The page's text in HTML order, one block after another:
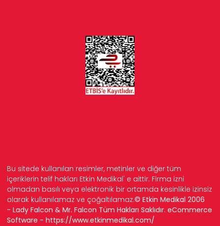
Bu sitede kullanılan resimler, metinler ve diğer tüm
içeriklerin telif hakları Etkin Medikal' e aittir. Firma izni
olmadan basılı veya elektronik bir ortamda kesinlikle izinsiz
olarak kullanılamaz ve çoğaltılamaz.© Etkin Medikal 2006
- Lady Falcon & Mr. Falcon Tüm Hakları Saklıdır. eCommerce
Software - https://www.etkinmedikal.com/